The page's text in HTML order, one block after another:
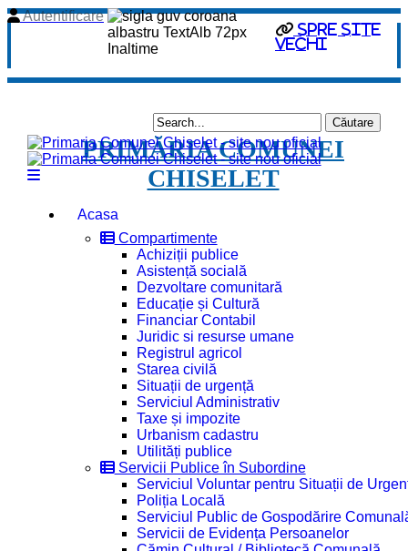
Spre site
vechi
Autentificare
PRIMĂRIA COMUNEI
CHISELET
Acasa
Compartimente
Achiziții publice
Asistență socială
Dezvoltare comunitară
Educație și Cultură
Financiar Contabil
Juridic si resurse umane
Registrul agricol
Starea civilă
Situații de urgență
Serviciul Administrativ
Taxe și impozite
Urbanism cadastru
Utilități publice
Servicii Publice în Subordine
Serviciul Voluntar pentru Situații de
Poliția Locală
Serviciul Public de Gospodărire
Servicii de Evidența Persoanelor